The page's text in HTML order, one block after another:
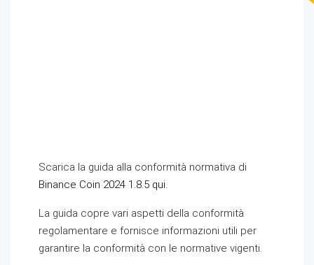
Scarica la guida alla conformità normativa di
Binance Coin 2024 1.8.5 qui.
La guida copre vari aspetti della conformità
regolamentare e fornisce informazioni utili per
garantire la conformità con le normative vigenti.